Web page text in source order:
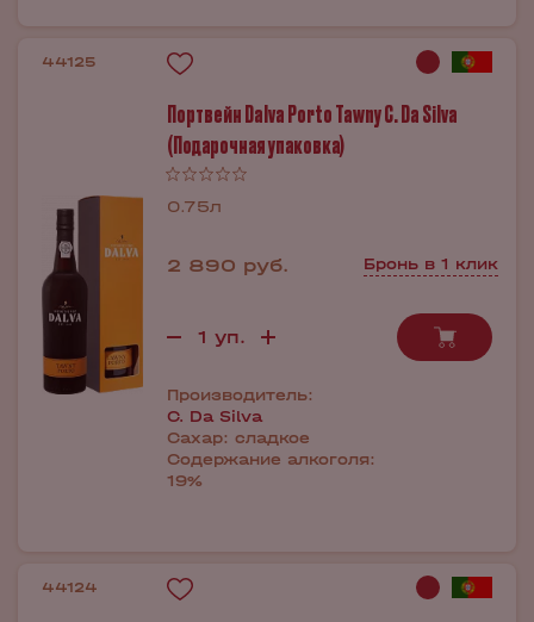
44125
Портвейн Dalva Porto Tawny C. Da Silva
(Подарочная упаковка)
0.75л
2 890 руб. Бронь в 1 клик
Производитель:
C. Da Silva
Сахар: сладкое
Содержание алкоголя:
19%
44124